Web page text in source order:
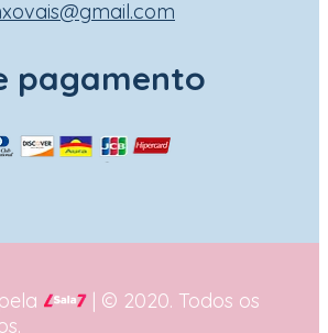
pagamento
| © 2020. Todos os